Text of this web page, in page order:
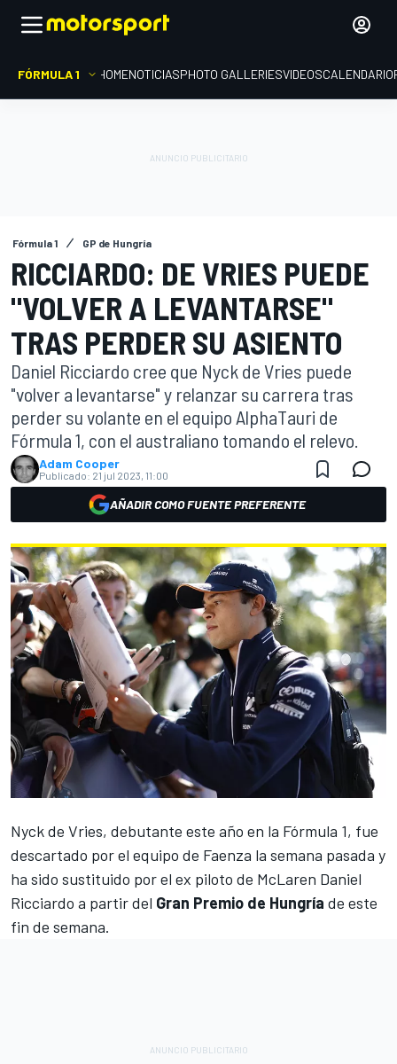
FÓRMULA 1 HOMENOTICIASPHOTO GALLERIESVIDEOSCALENDARIO
Fórmula 1 GP de Hungría
RICCIARDO: DE VRIES PUEDE
"VOLVER A LEVANTARSE"
TRAS PERDER SU ASIENTO
Daniel Ricciardo cree que Nyck de Vries puede
"volver a levantarse" y relanzar su carrera tras
perder su volante en el equipo AlphaTauri de
Fórmula 1, con el australiano tomando el relevo.
Adam Cooper
Publicado: 21 jul 2023, 11:00
AÑADIR COMO FUENTE PREFERENTE
Nyck de Vries, debutante este año en la Fórmula 1, fue
descartado por el equipo de Faenza la semana pasada y
ha sido sustituido por el ex piloto de McLaren Daniel
Ricciardo a partir del Gran Premio de Hungría de este
fin de semana.